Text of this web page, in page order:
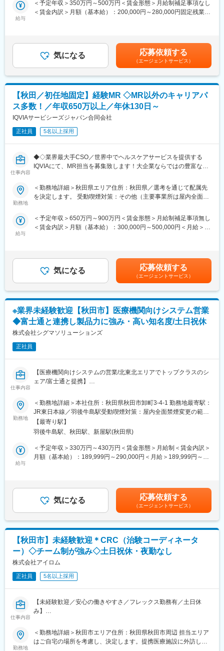
変更の範囲：会社の定める業務
メンテナンススキルの市場価値は上昇の一途を辿っており、同社
【業務内容】
同社のフィールドエンジニアとして主力製品である「全自動調剤
分包機」や「リアルタイム薬品管理装置」といった調剤IoT機器の
【業務詳細】
（1）メンテナンス契約を締結していただいているお客様に定期的
に伺って機械の状態を確認調整する業務
（2）メンテナンス契約の有無に関わらず全ての機械トラブルに対
する緊急対応
（3）新しい機械を導入する際の導入設置作業
（4）メンテナンスに関する書類作成（保守契約更新、修理履歴・
機器状態報告書など）
【ポジションの魅力】
全く無い方でも立ち上りが可能となっております。
・業界トップクラスのIoT製品や医療システムに触れる事が可能で
ため市場価値向上が可能です。
・正社員登用は前提の採用です。就業態度に問題がなければ原則
【同社の魅力】
◆医療業界に貢献：
最新のIoT技術に注力しており、これまで人の手でアナログに行わ
可能にしました。当社の製品やシステムが、24時間止めてはなら
ない医療現場の安心安全や、医療従事者の負担軽減に大きく貢献
しています。
◆高いシェアを持つ製品：
調剤というニッチな分野で、業界トップクラスのシェアを誇る製
品が多数あります。寡占市場だからこそ、競合製品を使っている
顧客からいかにシェアを獲得するか試行錯誤する面白さがありま
す。
変更の範囲：会社の定める業務
給与
＜予定年収＞350万円～500万円＜賃金形態＞月給制補足事項なし
＜賃金内訳＞月額（基本給）：200,000円～280,000円固定残業手
＞※給与詳細は、年齢・スキルを考慮し決定します。■昇給：年1
回■賞与：年2回年収420万円／30歳 経験5年年収500万円／32歳
経験7年賃金はあくまでも目安の金額であり、選考を通じて上下す
る可能性があります。月給(月額)は固定手当を含めた表記です。
気になる 応募依頼する
（エージェントサービス）
【秋田／初任地固定】経験MR ◇MR以外のキャリアパ
ス多数！／年収650万以上／年休130日～
IQVIAサービシーズジャパン合同会社
正社員 5名以上採用
仕事内容
◆◇業界最大手CSO／世界中でヘルスケアサービスを提供する
IQVIAにて、MR担当を募集致します！大企業ならではの豊富なキ
【具体的な業務詳細】
いただきます。
・担当エリアの訪問医療施設のターゲティング、担当医療施設へ
・医療従事者向けの説明会の企画・実施、医師同士のコミュニケ
ーション推進のための研究会・勉強会の立ち上げ、講演会の企
画・運営 等
※勤務地については、選考内で希望を伺ったうえで決定します。
＼IQVIAでMRとして働く魅力／
（１）充実の待遇：同業他社の中でも平均給与の高さや非課税の
日当の支給の他、退職金や団体保険制度、単身赴任手当や月1回の
帰省交通費の支給など福利厚生が充実しており、長期就業される
公募制度も充実しておりますので、IQVIAが展開している他の事業
部への異動も可能です。
事担当者などの管理部門など
（３）手厚い研修体制でスキルアップができます：製品研修、ス
キル研修、学術研修と、国内最大手だからこそ仕事に必要な知識
やスキルをしっかりと身に付けられる研修制度があります。MRと
してのスキルのみならず、データ分析、マーケティングなど多角
的にヘルスケアのプロフェッショナル人材を育成する研修制度を
整備しています。
プロモーションに携わり、市場を流通するほぼすべての医薬品に
関与しています
・日本においても業界トップシェアを誇り、常時100以上のPJが
変更の範囲：会社の定める業務
勤務地
＜勤務地詳細＞秋田県エリア住所：秋田県／選考を通じて配属先
を決定します。 受動喫煙対策：その他（主要事業所は屋内全面禁
給与
＜予定年収＞650万円～900万円＜賃金形態＞月給制補足事項無し
＜賃金内訳＞月額（基本給）：300,000円～500,000円＜月給＞
ジェクト稼働手当(35,000円)、外勤日当（1日1,500円／外勤3.5時
間以上）■変動賞与制（6月・12月・3月）※平均実績6ヶ月分■イン
センティブ：3月（対象者）賃金はあくまでも目安の金額であり、
選考を通じて上下する可能性があります。月給(月額)は固定手当を
含めた表記です。
気になる 応募依頼する
（エージェントサービス）
※業界未経験歓迎【秋田市】医療機関向けシステム営業
◆富士通と連携し製品力に強み・高い知名度/土日祝休
株式会社シグマソリューションズ
正社員
仕事内容
【医療機関向けシステムの営業/北東北エリアでトップクラスのシ
ェア/富士通と提携】
■業務内容
医療機関向けのシステム開発・販売を行っている同社にて秋田県
内の医療機関（医科、歯科、薬局など）に向けて、レセプト作
成、カルテ作成、電子薬歴閲覧システムの導入提案営業を行って
いただきます。自社製品のほか富士通などの有名企業の製品も扱
うため、業界での知名度は高いです。
また、営業する際は、システム使用方法のレクチャー専門のイン
■職務内容詳細：
入社直後は営業部門の先輩社員などと一緒に訪問、飛び込みなど
新規の顧客に向けた営業を行っていただきます。業務に慣れてき
で既存がほぼ100%になっています）。
新規営業の間は明確な担当顧客数は定められていませんが、既存
営業に移行するタイミングで50~60社程度をご担当いただくイメ
ージとなります。
■教育体制
入社後半年程度は先輩社員の商談に同席していただき、どのよう
な流れで契約が行われるかを習得いただきます。慣れてきたらご
自身で商談を行っていただき、契約取得に向けて企業と接点を取
っていただきます。
■評価体制
拠点の上長と売り上げの目標設定を行っていただきます。そのう
勤務地
＜勤務地詳細＞本社住所：秋田県秋田市卸町3-4-1 勤務地最寄駅：
JR東日本線／羽後牛島駅受動喫煙対策：屋内全面禁煙変更の範
囲：会社の定める事業所
【最寄り駅】
羽後牛島駅、秋田駅、新屋駅(秋田県)
給与
＜予定年収＞330万円～430万円＜賃金形態＞月給制＜賃金内訳＞
月額（基本給）：189,999円～290,000円＜月給＞189,999円～
気になる 応募依頼する
（エージェントサービス）
【秋田市】未経験歓迎＊CRC（治験コーディネータ
ー）◇チーム制が強み◇土日祝休・夜勤なし
株式会社アイロム
正社員 5名以上採用
仕事内容
【未経験歓迎／安心の働きやすさ／フレックス勤務有／土日休
み】
■業務詳細／治験コーディネーター（CRCって何？）
新しい薬や治療法が安全で効果的かどうかを確かめるための臨床
勤務地
＜勤務地詳細＞秋田市エリア住所：秋田県秋田市周辺 担当エリア
はご自宅の場所を考慮し、決定します。提携医療施設に外訪しま